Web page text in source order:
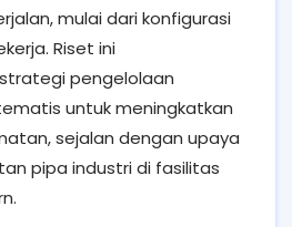
mulai dari konfigurasi
Riset ini
pengelolaan
untuk meningkatkan
sejalan dengan upaya
pipa industri di fasilitas